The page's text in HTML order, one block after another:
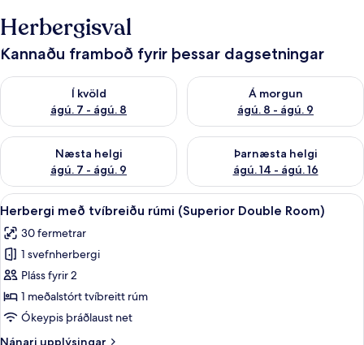
e
a
k
i
Herbergisval
Kannaðu framboð fyrir þessar dagsetningar
Í kvöld
ágú. 7 - ágú. 8
Athuga framboð í kvöld ágú. 7 - ágú. 8
Á morgun
ágú. 8 - ágú. 9
Athuga framboð á morgun
Næsta helgi
ágú. 7 - ágú. 9
Athuga framboð næstu helgi ágú. 7 - ágú. 9
Þarnæsta helgi
ágú. 14 - ágú. 16
Athuga framboð þarnæstu
Skoða
allar
myndir
fyrir
Herbergi
með
tvíbreiðu
Herbergi með tvíbreiðu rúmi
21
Herbergi með tvíbreiðu rúmi (Superior Double Room)
30 fermetrar
1 svefnherbergi
Pláss fyrir 2
1 meðalstórt tvíbreitt rúm
Ókeypis þráðlaust net
Nánari upplýsingar
Nánari